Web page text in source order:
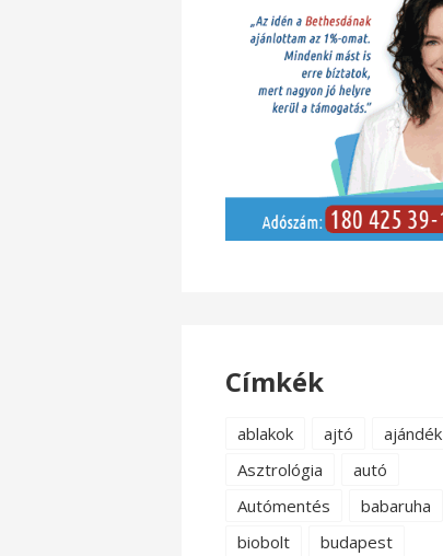
Címkék
ablakok ajtó
ajándék
Asztrológia
autó
Autómentés
babaruha
biobolt
budapest